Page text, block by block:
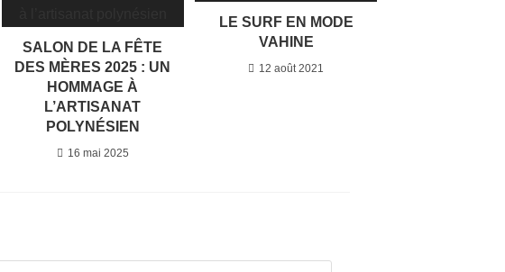
SALON DE LA FÊTE
DES MÈRES 2025 : UN
HOMMAGE À
L’ARTISANAT
POLYNÉSIEN
16 mai 2025
LE SURF EN MODE
VAHINE
12 août 2021